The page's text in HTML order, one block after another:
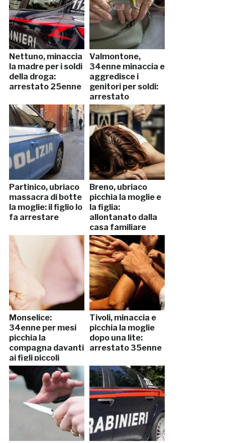
Nettuno, minaccia
la madre per i soldi
della droga:
arrestato 25enne
Valmontone,
34enne minaccia e
aggredisce i
genitori per soldi:
arrestato
Partinico, ubriaco
massacra di botte
la moglie: il figlio lo
fa arrestare
Breno, ubriaco
picchia la moglie e
la figlia:
allontanato dalla
casa familiare
Monselice:
34enne per mesi
picchia la
compagna davanti
ai figli piccoli
Tivoli, minaccia e
picchia la moglie
dopo una lite:
arrestato 35enne